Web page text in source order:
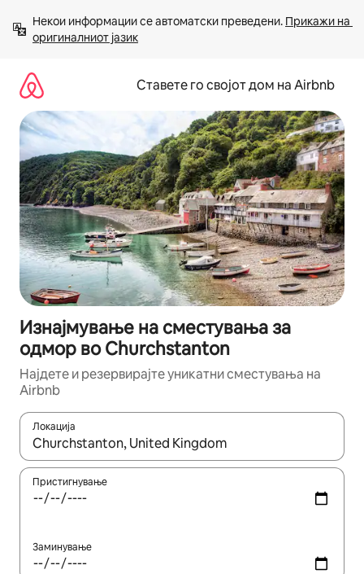
содржина
Некои информации се автоматски преведени. Прикажи на
оригиналниот јазик
Ставете го својот дом на Airbnb
Изнајмување на сместувања за
одмор во Churchstanton
Најдете и резервирајте уникатни сместувања на
Airbnb
Локација
Кога резултатите се достапни, движете се со копчињата
Пристигнување
Заминување